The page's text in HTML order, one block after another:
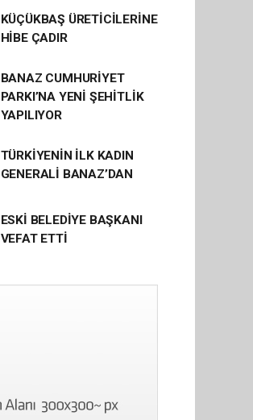
KÜÇÜKBAŞ ÜRETİCİLERİNE
HİBE ÇADIR
BANAZ CUMHURİYET
PARKI’NA YENİ ŞEHİTLİK
YAPILIYOR
TÜRKİYENİN İLK KADIN
GENERALİ BANAZ’DAN
ESKİ BELEDİYE BAŞKANI
VEFAT ETTİ